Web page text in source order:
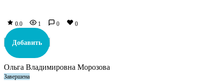
0.0 1 0 0
Добавить
Ольга Владимировна Морозова
Завершена